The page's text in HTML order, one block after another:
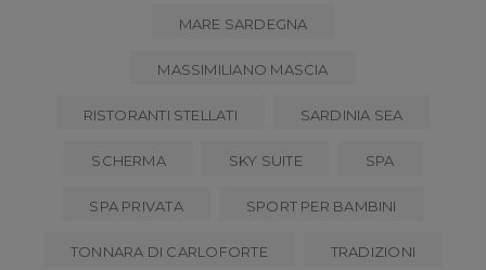
MARE SARDEGNA
MASSIMILIANO MASCIA
RISTORANTI STELLATI SARDINIA SEA
SCHERMA SKY SUITE SPA
SPA PRIVATA SPORT PER BAMBINI
TONNARA DI CARLOFORTE TRADIZIONI